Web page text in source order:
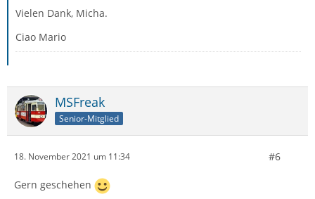
Vielen Dank, Micha.
Ciao Mario
MSFreak
Senior-Mitglied
18. November 2021 um 11:34 #6
Gern geschehen